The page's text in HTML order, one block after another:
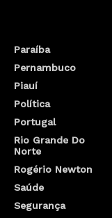
Paraíba
Pernambuco
Piauí
Política
Portugal
Rio Grande Do
Norte
Rogério Newton
Saúde
Segurança